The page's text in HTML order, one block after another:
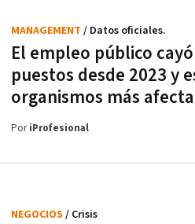
El empleo público
puestos desde 2023 y
organismos más
MANAGEMENT / Datos oficiales.
PoriProfesional
NEGOCIOS / Crisis